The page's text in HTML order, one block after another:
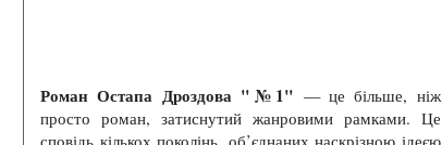
Роман Остапа Дроздова "№1" — це більше, ніж
просто роман, затиснутий жанровими рамками. Це
сповідь кількох поколінь, об’єднаних наскрізною ідеєю